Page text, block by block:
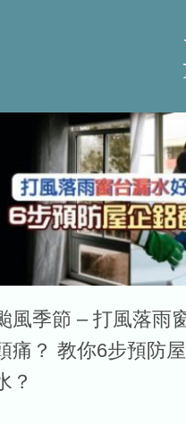
風季節 – 打風落雨
痛？ 教你6步預防
？